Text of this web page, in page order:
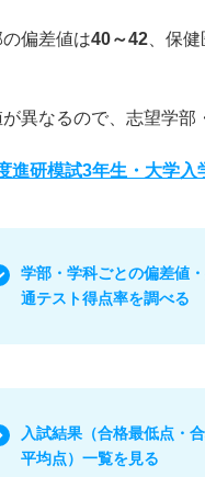
偏差値は40～42 、保
異なるので、志望学部
研模試3年生・大学入
学部・学科ごとの偏差値
通テスト得点率を調べる
入試結果（合格最低点・
平均点）一覧を見る